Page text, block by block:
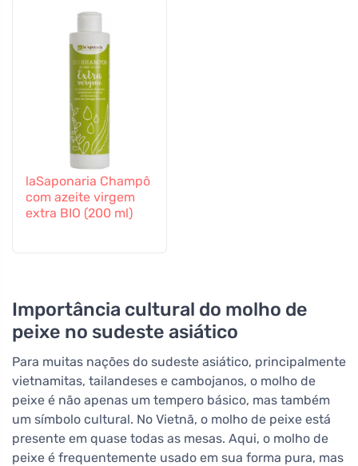
laSaponaria Champô
com azeite virgem
extra BIO (200 ml)
Importância cultural do molho de
peixe no sudeste asiático
Para muitas nações do sudeste asiático, principalmente
vietnamitas, tailandeses e cambojanos, o molho de
peixe é não apenas um tempero básico, mas também
um símbolo cultural. No Vietnã, o molho de peixe está
presente em quase todas as mesas. Aqui, o molho de
peixe é frequentemente usado em sua forma pura, mas